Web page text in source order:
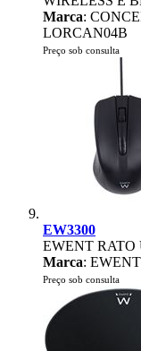
Marca:
LORCAN04B
Preço sob consulta
EW3300
EWENT RATO
Marca:
Preço sob consulta